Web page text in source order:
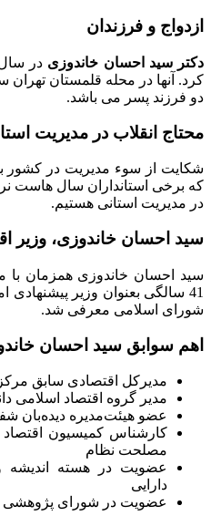
ازدواج و فرزندان
دکتر سید احسان خاندوزی
کرد. آنها در محله قلمستان تهران
دو فرزند پسر می باشد.
محتاج انقلاب در مدیریت
شکایت از سوء مدیریت در کشور
که برخی استانداران سال هاست
در مدیریت استانی هستیم.
سید احسان خاندوزی، وزیر
سید احسان خاندوزی همزمان با
41 سالگی بعنوان وزیر
شورای اسلامی معرفی شد.
اهم سوابق سید احسان
مدیرکل اقتصادی سابق
مدیر گروه اقتصاد اسلامی
عضو هیئت‌مدیره دیده‌بان
کارشناس کمیسیون
مصلحت نظام
عضویت در هسته اندیشه
دارایی
عضویت در شورای پژوهشی